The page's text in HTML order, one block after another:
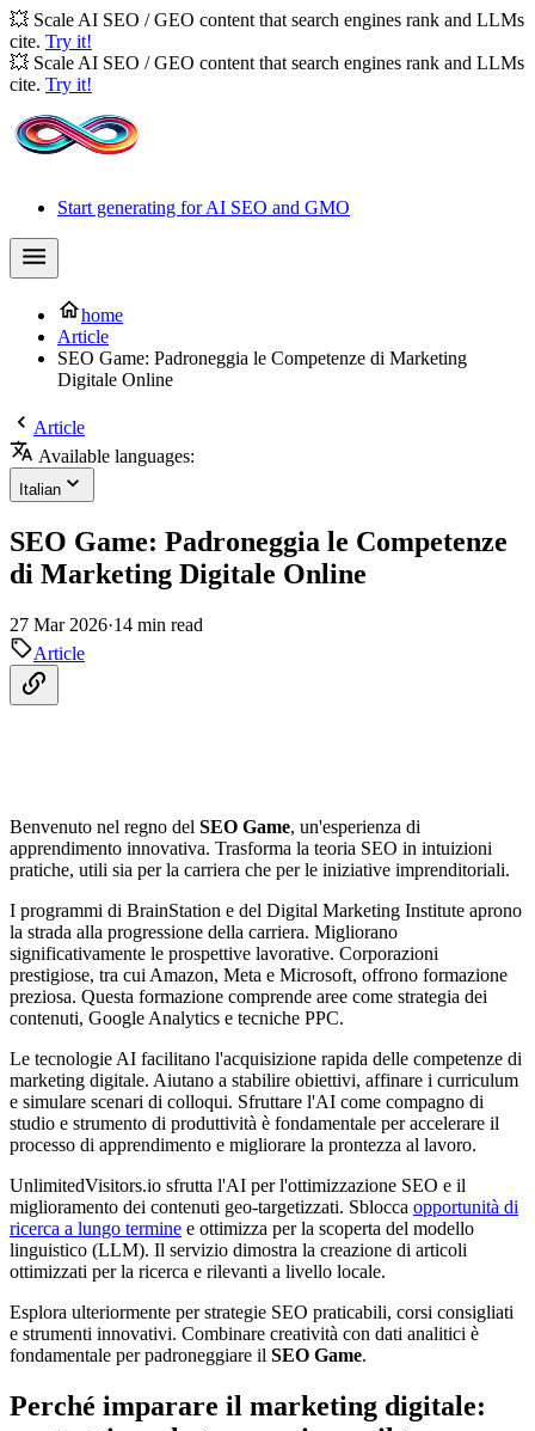
💥 Scale AI SEO / GEO content that search engines rank and LLMs
cite. Try it!
💥 Scale AI SEO / GEO content that search engines rank and LLMs
cite. Try it!
Start generating for AI SEO and GMO
home
Article
SEO Game: Padroneggia le Competenze di Marketing
Digitale Online
Article
Available languages:
Italian
SEO Game: Padroneggia le Competenze
di Marketing Digitale Online
27 Mar 2026·14 min read
Article
Benvenuto nel regno del SEO Game, un'esperienza di
apprendimento innovativa. Trasforma la teoria SEO in intuizioni
pratiche, utili sia per la carriera che per le iniziative imprenditoriali.
I programmi di BrainStation e del Digital Marketing Institute aprono
la strada alla progressione della carriera. Migliorano
significativamente le prospettive lavorative. Corporazioni
prestigiose, tra cui Amazon, Meta e Microsoft, offrono formazione
preziosa. Questa formazione comprende aree come strategia dei
contenuti, Google Analytics e tecniche PPC.
Le tecnologie AI facilitano l'acquisizione rapida delle competenze di
marketing digitale. Aiutano a stabilire obiettivi, affinare i curriculum
e simulare scenari di colloqui. Sfruttare l'AI come compagno di
studio e strumento di produttività è fondamentale per accelerare il
processo di apprendimento e migliorare la prontezza al lavoro.
UnlimitedVisitors.io sfrutta l'AI per l'ottimizzazione SEO e il
miglioramento dei contenuti geo-targetizzati. Sblocca opportunità di
ricerca a lungo termine e ottimizza per la scoperta del modello
linguistico (LLM). Il servizio dimostra la creazione di articoli
ottimizzati per la ricerca e rilevanti a livello locale.
Esplora ulteriormente per strategie SEO praticabili, corsi consigliati
e strumenti innovativi. Combinare creatività con dati analitici è
fondamentale per padroneggiare il SEO Game.
Perché imparare il marketing digitale: